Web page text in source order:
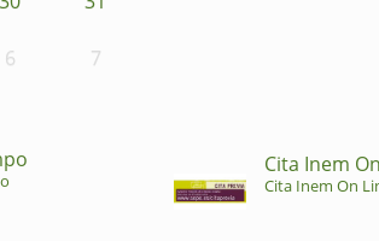
6 7
Cita Inem
Cita Inem On